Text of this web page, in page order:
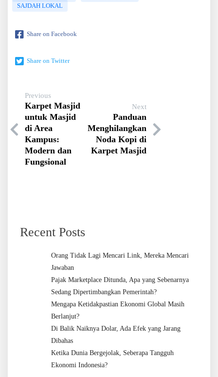
SAJDAH LOKAL
Share on Facebook
Share on Twitter
Previous
Karpet Masjid
untuk Masjid
di Area
Kampus:
Modern dan
Fungsional
Next
Panduan
Menghilangkan
Noda Kopi di
Karpet Masjid
Recent Posts
Orang Tidak Lagi Mencari Link, Mereka Mencari
Jawaban
Pajak Marketplace Ditunda, Apa yang Sebenarnya
Sedang Dipertimbangkan Pemerintah?
Mengapa Ketidakpastian Ekonomi Global Masih
Berlanjut?
Di Balik Naiknya Dolar, Ada Efek yang Jarang
Dibahas
Ketika Dunia Bergejolak, Seberapa Tangguh
Ekonomi Indonesia?